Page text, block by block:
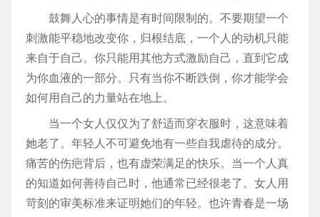
鼓舞人心的事情是有时间限制的。不要期望一个
刺激能平稳地改变你，归根结底，一个人的动机只能
来自于自己。你只能用其他方式激励自己，直到它成
为你血液的一部分。只有当你不断跌倒，你才能学会
如何用自己的力量站在地上。
当一个女人仅仅为了舒适而穿衣服时，这意味着
她老了。年轻人不可避免地有一些自我虐待的成分。
痛苦的伤疤背后，也有虚荣满足的快乐。当一个人真
的知道如何善待自己时，他通常已经很老了。女人用
苛刻的审美标准来证明她们的年轻。也许青春是一场